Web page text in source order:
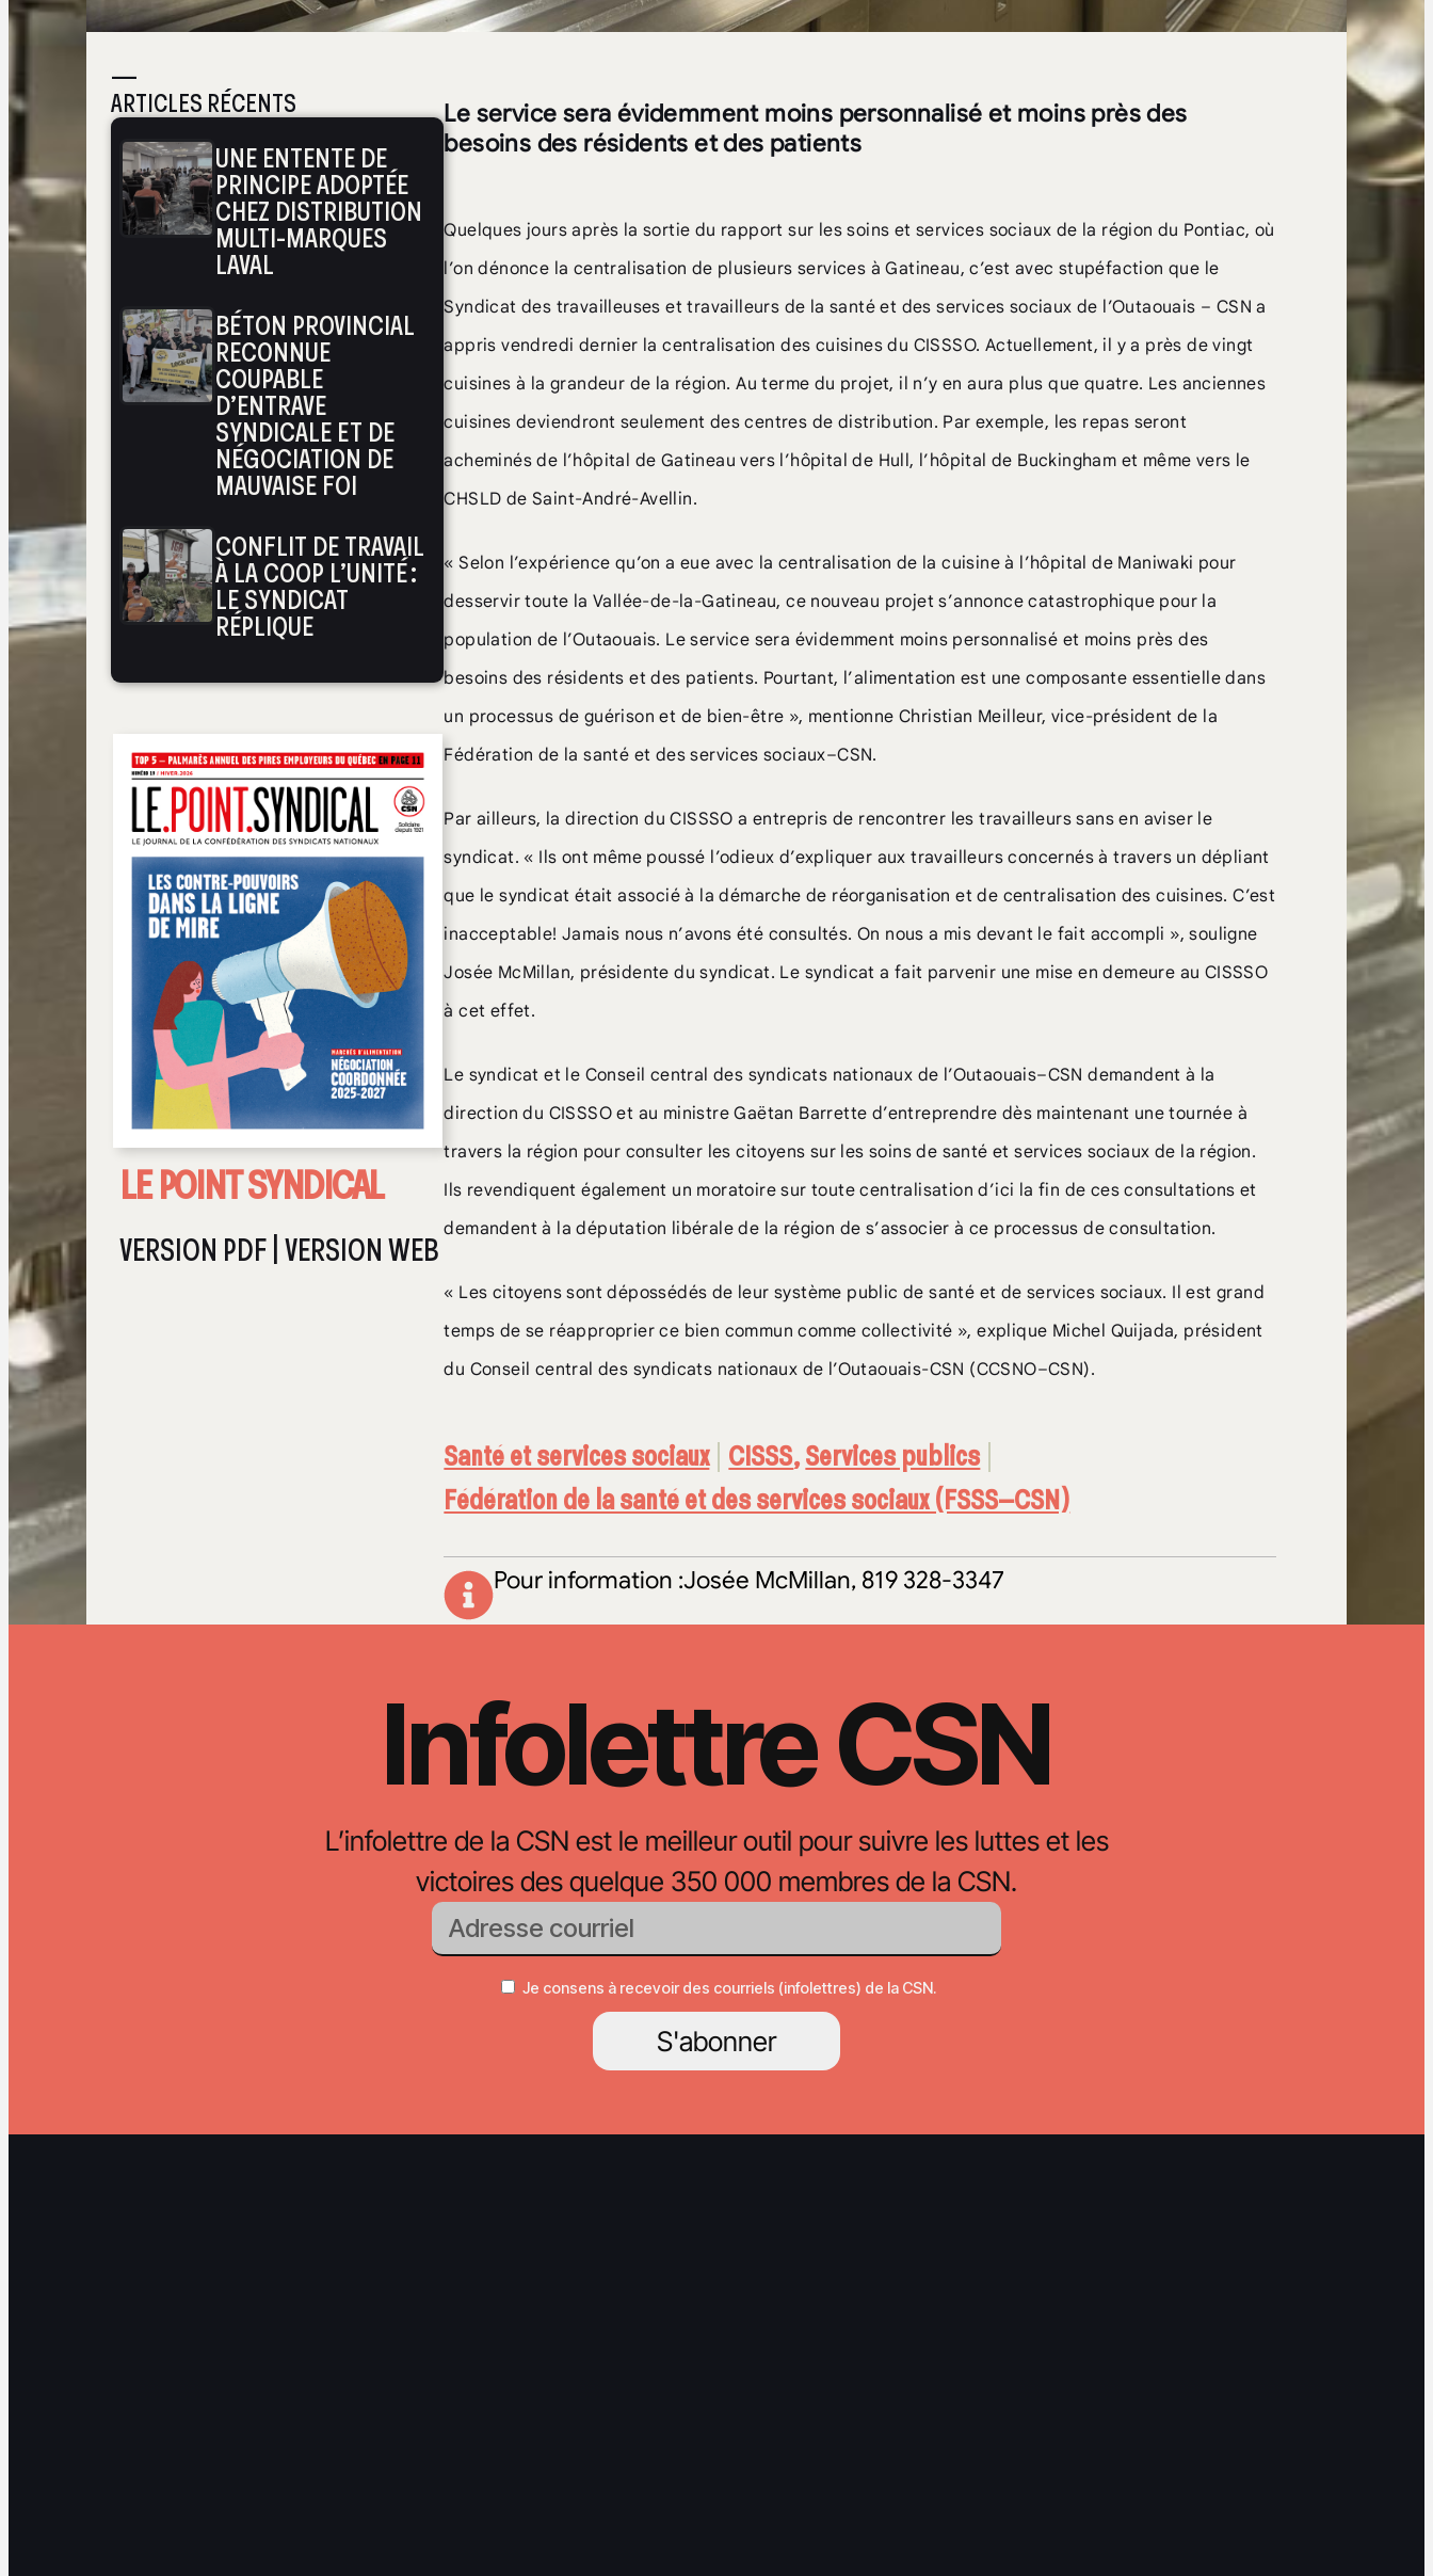
—
ARTICLES RÉCENTS
UNE ENTENTE DE
PRINCIPE ADOPTÉE
CHEZ DISTRIBUTION
MULTI-MARQUES
LAVAL
BÉTON PROVINCIAL
RECONNUE
COUPABLE
D’ENTRAVE
SYNDICALE ET DE
NÉGOCIATION DE
MAUVAISE FOI
CONFLIT DE TRAVAIL
À LA COOP L’UNITÉ :
LE SYNDICAT
RÉPLIQUE
LE POINT SYNDICAL
VERSION PDF|VERSION WEB
Le service sera évidemment moins personnalisé et moins près des
besoins des résidents et des patients
Quelques jours après la sortie du rapport sur les soins et services sociaux de la région du Pontiac, où
l’on dénonce la centralisation de plusieurs services à Gatineau, c’est avec stupéfaction que le
Syndicat des travailleuses et travailleurs de la santé et des services sociaux de l’Outaouais – CSN a
appris vendredi dernier la centralisation des cuisines du CISSSO. Actuellement, il y a près de vingt
cuisines à la grandeur de la région. Au terme du projet, il n’y en aura plus que quatre. Les anciennes
cuisines deviendront seulement des centres de distribution. Par exemple, les repas seront
acheminés de l’hôpital de Gatineau vers l’hôpital de Hull, l’hôpital de Buckingham et même vers le
CHSLD de Saint-André-Avellin.
« Selon l’expérience qu’on a eue avec la centralisation de la cuisine à l’hôpital de Maniwaki pour
desservir toute la Vallée-de-la-Gatineau, ce nouveau projet s’annonce catastrophique pour la
population de l’Outaouais. Le service sera évidemment moins personnalisé et moins près des
besoins des résidents et des patients. Pourtant, l’alimentation est une composante essentielle dans
un processus de guérison et de bien-être », mentionne Christian Meilleur, vice-président de la
Fédération de la santé et des services sociaux–CSN.
Par ailleurs, la direction du CISSSO a entrepris de rencontrer les travailleurs sans en aviser le
syndicat. « Ils ont même poussé l’odieux d’expliquer aux travailleurs concernés à travers un dépliant
que le syndicat était associé à la démarche de réorganisation et de centralisation des cuisines. C’est
inacceptable! Jamais nous n’avons été consultés. On nous a mis devant le fait accompli », souligne
Josée McMillan, présidente du syndicat. Le syndicat a fait parvenir une mise en demeure au CISSSO
à cet effet.
Le syndicat et le Conseil central des syndicats nationaux de l’Outaouais–CSN demandent à la
direction du CISSSO et au ministre Gaëtan Barrette d’entreprendre dès maintenant une tournée à
travers la région pour consulter les citoyens sur les soins de santé et services sociaux de la région.
Ils revendiquent également un moratoire sur toute centralisation d’ici la fin de ces consultations et
demandent à la députation libérale de la région de s’associer à ce processus de consultation.
« Les citoyens sont dépossédés de leur système public de santé et de services sociaux. Il est grand
temps de se réapproprier ce bien commun comme collectivité », explique Michel Quijada, président
du Conseil central des syndicats nationaux de l’Outaouais-CSN (CCSNO–CSN).
Santé et services sociaux CISSS,Services publics
Fédération de la santé et des services sociaux (FSSS–CSN)
Pour information :Josée McMillan, 819 328-3347
Infolettre CSN
L’infolettre de la CSN est le meilleur outil pour suivre les luttes et les
victoires des quelque 350 000 membres de la CSN.
Je consens à recevoir des courriels (infolettres) de la CSN.
S'abonner